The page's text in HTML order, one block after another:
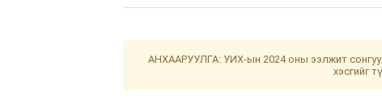
АНХААРУУЛГА: УИХ-ын 2024 оны ээлжит
хэсгийг